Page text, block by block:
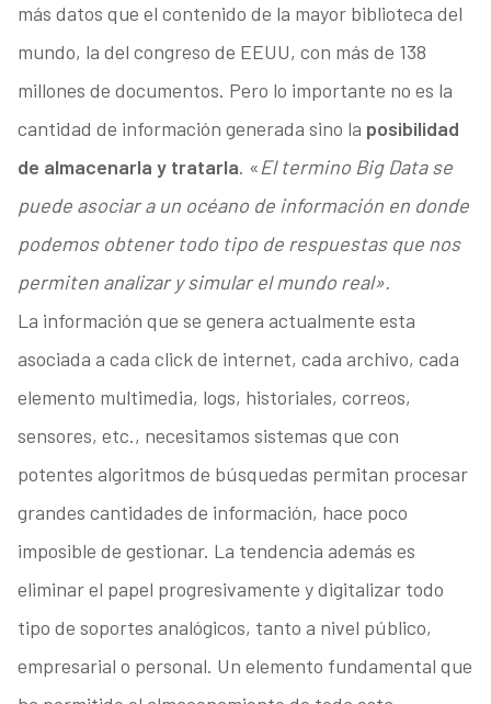
más datos que el contenido de la mayor biblioteca del
mundo, la del congreso de EEUU, con más de 138
millones de documentos. Pero lo importante no es la
cantidad de información generada sino la posibilidad
de almacenarla y tratarla. «El termino Big Data se
puede asociar a un océano de información en donde
podemos obtener todo tipo de respuestas que nos
permiten analizar y simular el mundo real».
La información que se genera actualmente esta
asociada a cada click de internet, cada archivo, cada
elemento multimedia, logs, historiales, correos,
sensores, etc., necesitamos sistemas que con
potentes algoritmos de búsquedas permitan procesar
grandes cantidades de información, hace poco
imposible de gestionar. La tendencia además es
eliminar el papel progresivamente y digitalizar todo
tipo de soportes analógicos, tanto a nivel público,
empresarial o personal. Un elemento fundamental que